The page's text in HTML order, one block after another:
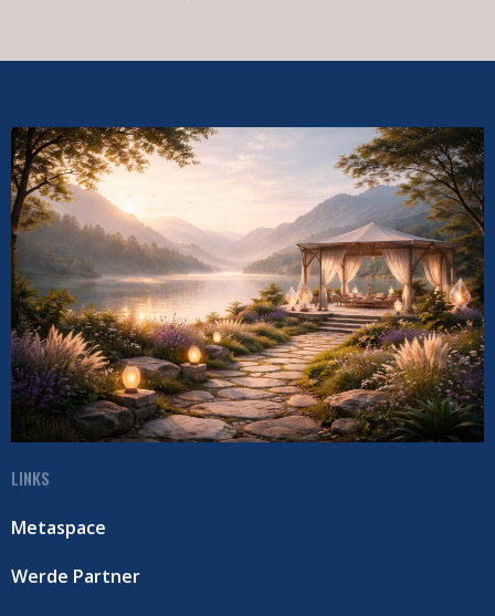
LINKS
Metaspace
Werde Partner